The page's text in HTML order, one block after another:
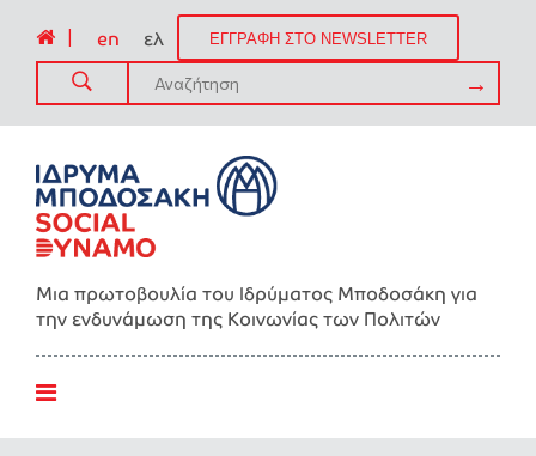
en ελ ΕΓΓΡΑΦΗ ΣΤΟ NEWSLETTER
Μια πρωτοβουλία του Ιδρύματος Μποδοσάκη για
την ενδυνάμωση της Kοινωνίας των Πολιτών